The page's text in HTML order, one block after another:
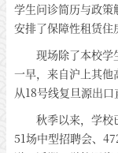
学生问诊简历与政策
安排了保障性租赁住
现场除了本校学
一早，来自沪上其
从18号线复旦源出口
秋季以来，学校
51场中型招聘会、